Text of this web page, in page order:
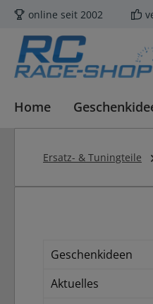
Hauptinhalt springen
Zur Suche springen
Zur Hauptnavigation
online seit 2002
Home
Ersatz- & Tuningteile
Geschenkideen
Aktuelles